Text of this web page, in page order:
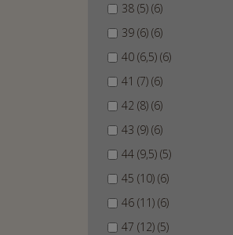
38 (5) (6)
39 (6) (6)
40 (6,5) (6)
41 (7) (6)
42 (8) (6)
43 (9) (6)
44 (9,5) (5)
45 (10) (6)
46 (11) (6)
47 (12) (5)